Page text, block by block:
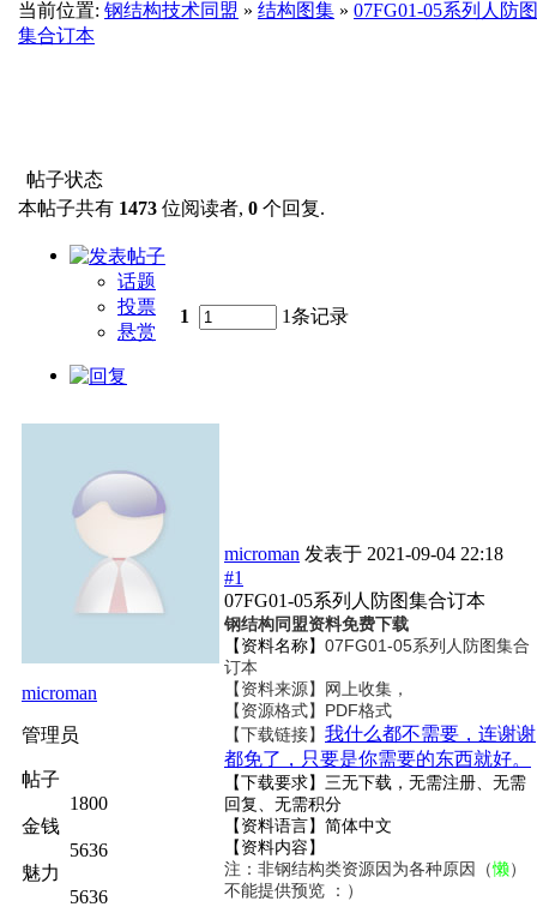
当前位置: 钢结构技术同盟 » 结构图集 » 07FG01-05系列人防图
集合订本
帖子状态
本帖子共有 1473 位阅读者, 0 个回复.
话题
投票
悬赏
1 1条记录
microman
管理员
帖子
1800
金钱
5636
魅力
5636
microman 发表于 2021-09-04 22:18
#1
07FG01-05系列人防图集合订本
钢结构同盟资料免费下载
【资料名称】 07FG01-05系列人防图集合
订本
【资料来源】网上收集，
【资源格式】PDF格式
【下载链接】 我什么都不需要，连谢谢
都免了，只要是你需要的东西就好。
【下载要求】三无下载，无需注册、无需
回复、无需积分
【资料语言】简体中文
【资料内容】
注：非钢结构类资源因为各种原因（懒）
不能提供预览 ：）